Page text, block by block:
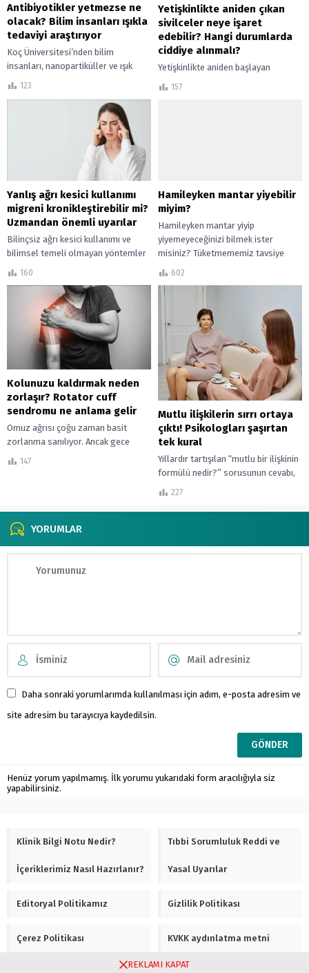
Antibiyotikler yetmezse ne
olacak? Bilim insanları ışıkla
tedaviyi araştırıyor
Koç Üniversitesi’nden bilim
insanları, nanopartiküller ve ışık
tedavi yaklaşımı üzerinde çalışıyor.
123
Yetişkinlikte aniden çıkan
sivilceler neye işaret
edebilir? Hangi durumlarda
ciddiye alınmalı?
Yetişkinlikte aniden başlayan
157
Yanlış ağrı kesici kullanımı
migreni kronikleştirebilir mi?
Uzmandan önemli uyarılar
Bilinçsiz ağrı kesici kullanımı ve
bilimsel temeli olmayan yöntemler
uyarılar ve klinik değerlendirme.
160
Hamileyken mantar yiyebilir
miyim?
Hamileyken mantar yiyip
yiyemeyeceğinizi bilmek ister
misiniz? Tüketmememiz tavsiye
602
Kolunuzu kaldırmak neden
zorlaşır? Rotator cuff
sendromu ne anlama gelir
Omuz ağrısı çoğu zaman basit
zorlanma sanılıyor. Ancak gece
artan ağrı ve kolu kaldırmada
147
Mutlu ilişkilerin sırrı ortaya
çıktı! Psikologları şaşırtan
tek kural
Yıllardır tartışılan “mutlu bir ilişkinin
formülü nedir?” sorusunun cevabı,
araştırmalar,...
227
YORUMLAR
Daha sonraki yorumlarımda kullanılması için adım, e-posta adresim ve
site adresim bu tarayıcıya kaydedilsin.
Henüz yorum yapılmamış. İlk yorumu yukarıdaki form aracılığıyla siz
yapabilirsiniz.
Klinik Bilgi Notu Nedir?
İçeriklerimiz Nasıl Hazırlanır?
Tıbbi Sorumluluk Reddi ve
Yasal Uyarılar
Editoryal Politikamız Gizlilik Politikası
Çerez Politikası KVKK aydınlatma metni
REKLAMI KAPAT